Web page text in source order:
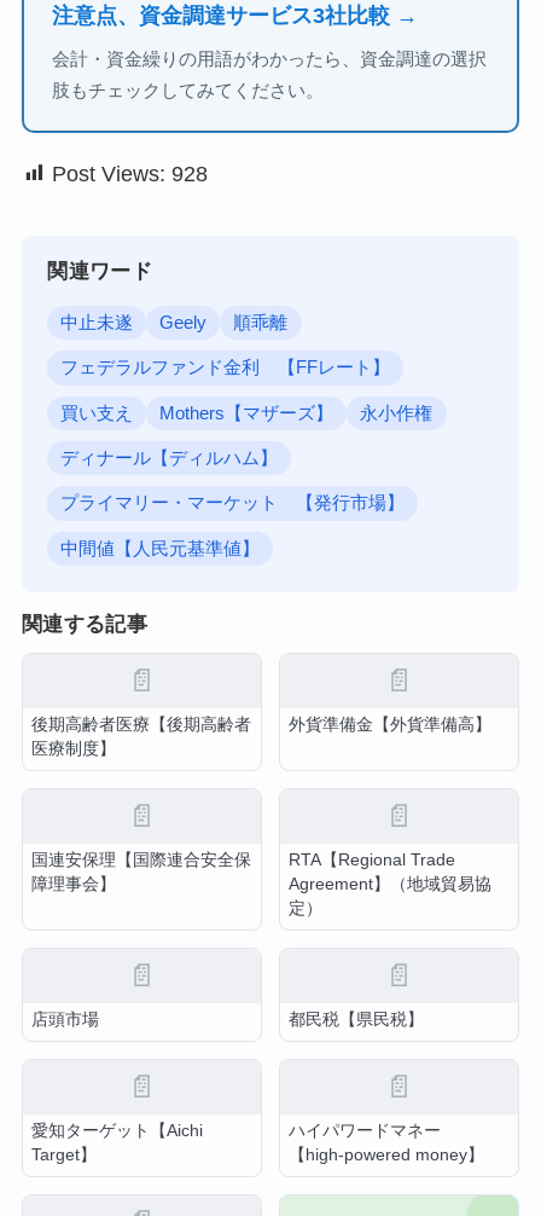
注意点、資金調達サービス3社比較 →
会計・資金繰りの用語がわかったら、資金調達の選択
肢もチェックしてみてください。
Post Views: 928
関連ワード
中止未遂 Geely 順乖離
フェデラルファンド金利 【FFレート】
買い支え Mothers【マザーズ】 永小作権
ディナール【ディルハム】
プライマリー・マーケット 【発行市場】
中間値【人民元基準値】
関連する記事
📄
後期高齢者医療【後期高齢者
医療制度】
📄
外貨準備金【外貨準備高】
📄
国連安保理【国際連合安全保
障理事会】
📄
RTA【Regional Trade
Agreement】（地域貿易協
定）
📄
店頭市場
📄
都民税【県民税】
📄
愛知ターゲット【Aichi
Target】
📄
ハイパワードマネー
【high-powered money】